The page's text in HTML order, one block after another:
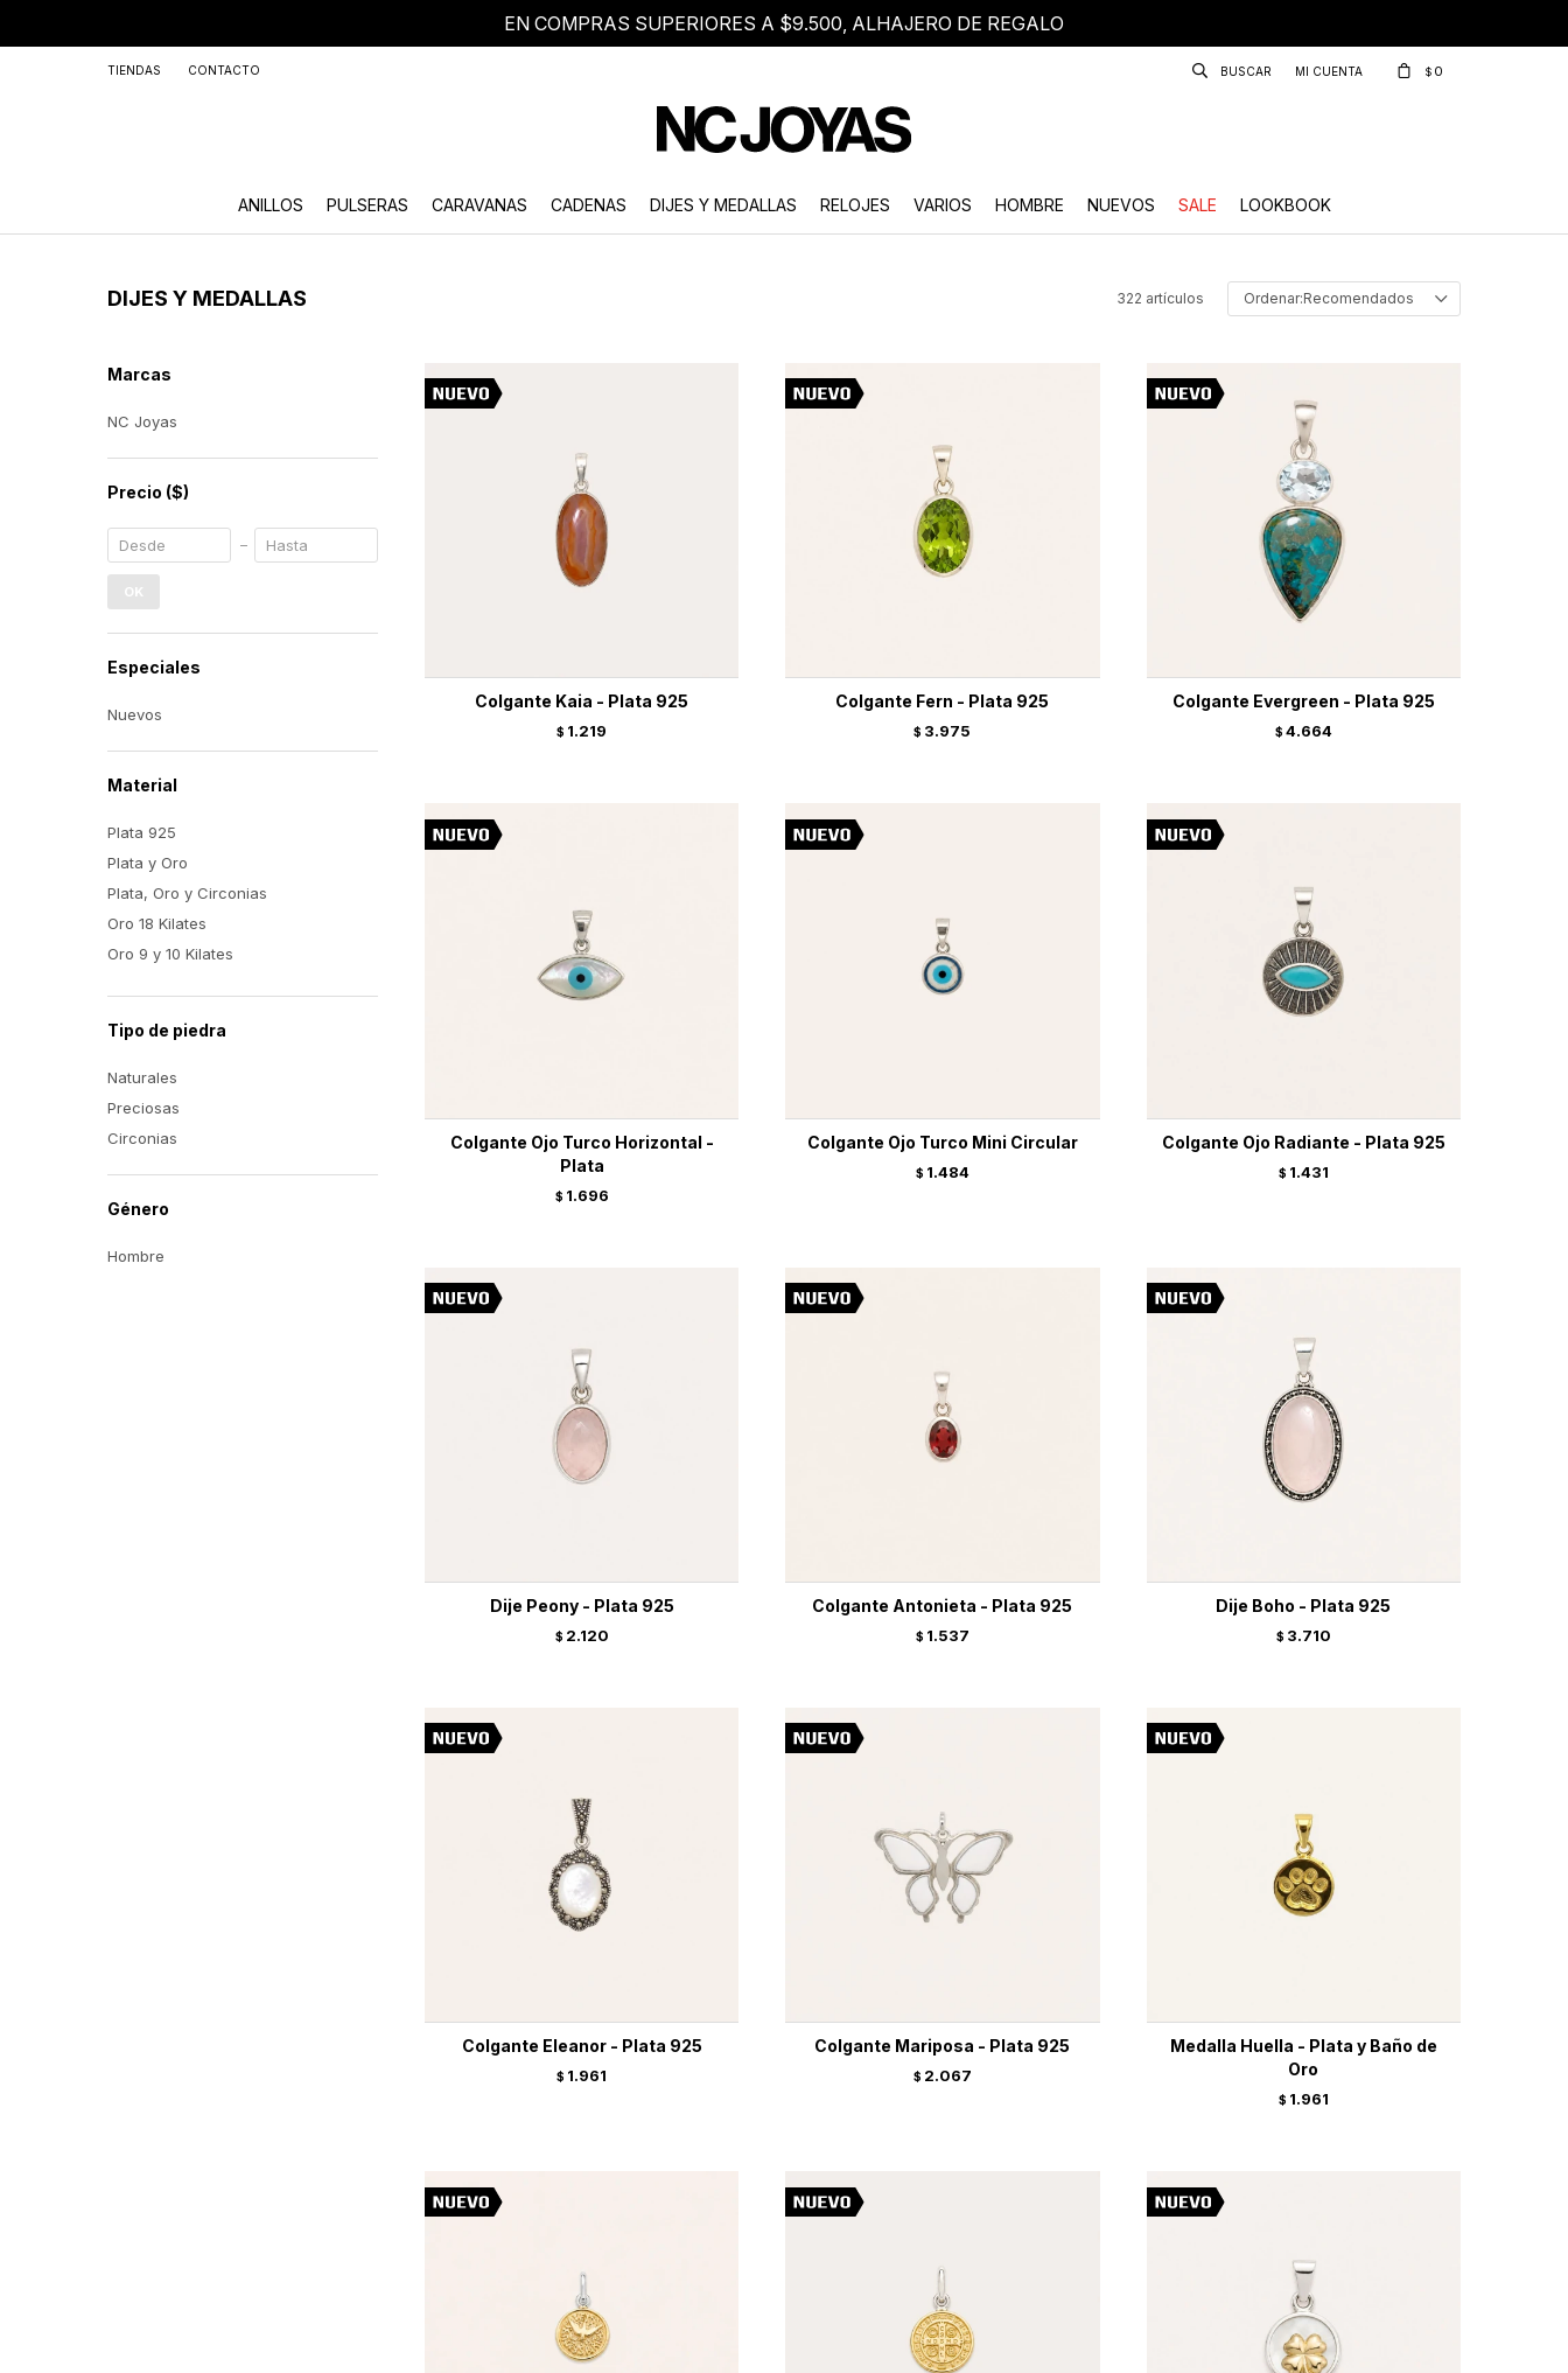
EN COMPRAS SUPERIORES A $9.500, ALHAJERO DE REGALO
ANILLOS PULSERAS CARAVANAS CADENAS DIJES Y MEDALLAS RELOJES VARIOS HOMBRE NUEVOS SALE LOOKBOOK
$ 0
TIENDAS CONTACTO
DIJES Y MEDALLAS 322 artículos Recomendados
Colgante Kaia - Plata 925
$ 1.219
Colgante Fern - Plata 925
$ 3.975
Colgante Evergreen - Plata 925
$ 4.664
Colgante Ojo Turco Horizontal -
Plata
$ 1.696
Colgante Ojo Turco Mini Circular
$ 1.484
Colgante Ojo Radiante - Plata 925
$ 1.431
Dije Peony - Plata 925
$ 2.120
Colgante Antonieta - Plata 925
$ 1.537
Dije Boho - Plata 925
$ 3.710
Colgante Eleanor - Plata 925
$ 1.961
Colgante Mariposa - Plata 925
$ 2.067
Medalla Huella - Plata y Baño de
Oro
$ 1.961
Marcas
NC Joyas
Precio ($)
OK
Especiales
Nuevos
Material
Plata 925
Plata y Oro
Plata, Oro y Circonias
Oro 18 Kilates
Oro 9 y 10 Kilates
Tipo de piedra
Naturales
Preciosas
Circonias
Género
Hombre